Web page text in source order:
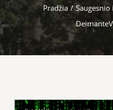
Pradžia /